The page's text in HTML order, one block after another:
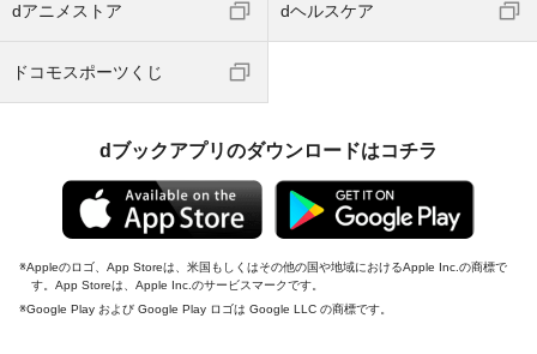
dアニメストア dヘルスケア
ドコモスポーツくじ
dブックアプリのダウンロードはコチラ
Appleのロゴ、App Storeは、米国もしくはその他の国や地域におけるApple Inc.の商標で
す。App Storeは、Apple Inc.のサービスマークです。
Google Play および Google Play ロゴは Google LLC の商標です。